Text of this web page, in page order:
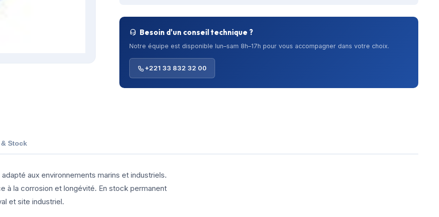
Besoin d'un conseil technique ?
Notre équipe est disponible lun–sam 8h–17h pour vous accompagner dans votre choix.
+221 33 832 32 00
Stock
aux environnements marins et industriels.
à la corrosion et longévité. En stock permanent
et site industriel.